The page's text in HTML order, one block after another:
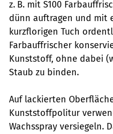
z. B. mit S100
dünn auftragen und mit
kurzflorigen Tuch
Farbauffrischer
Kunststoff, ohne dabei
Staub zu binden.
Auf lackierten
Kunststoffpolitur
Wachsspray versiegeln.